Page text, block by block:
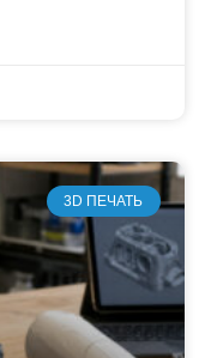
3D ПЕЧАТЬ